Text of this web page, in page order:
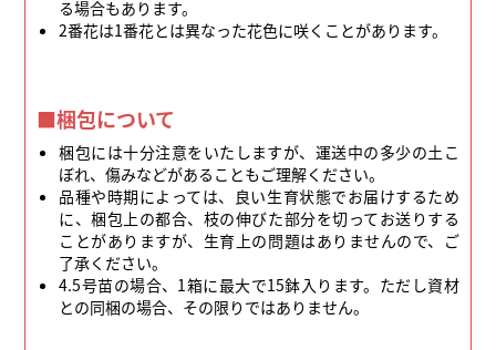
る場合もあります。
2番花は1番花とは異なった花色に咲くことがあります。
■梱包について
梱包には十分注意をいたしますが、運送中の多少の土こ
ぼれ、傷みなどがあることもご理解ください。
品種や時期によっては、良い生育状態でお届けするため
に、梱包上の都合、枝の伸びた部分を切ってお送りする
ことがありますが、生育上の問題はありませんので、ご
了承ください。
4.5号苗の場合、1箱に最大で15鉢入ります。ただし資材
との同梱の場合、その限りではありません。